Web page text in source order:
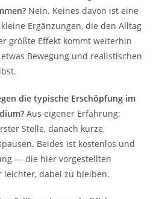
Nein. Keines davon ist eine
Ergänzungen, die den Alltag
größte Effekt kommt weiterhin
Bewegung und realistischen
die typische Erschöpfung im
Aus eigener Erfahrung:
Stelle, danach kurze,
Beides ist kostenlos und
— die hier vorgestellten
leichter, dabei zu bleiben.